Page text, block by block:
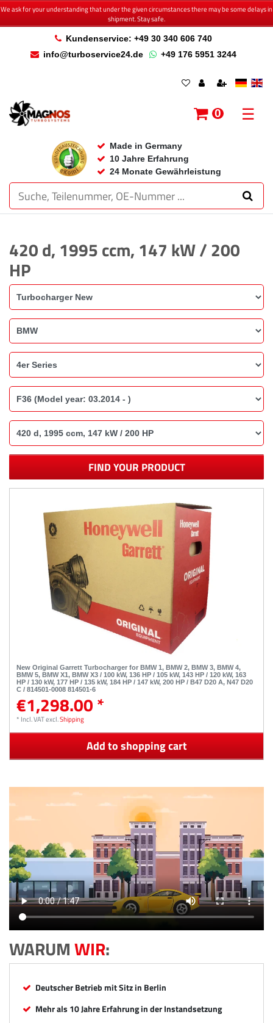
We ask for your understanding that under the given circumstances there may be some delays in
shipment. Stay safe.
Kundenservice: +49 30 340 606 740
info@turboservice24.de
+49 176 5951 3244
Made in Germany
10 Jahre Erfahrung
24 Monate Gewährleistung
0 ☰
420 d, 1995 ccm, 147 kW / 200
HP
FIND YOUR PRODUCT
New Original Garrett Turbocharger for BMW 1, BMW 2, BMW 3, BMW 4,
BMW 5, BMW X1, BMW X3 / 100 kW, 136 HP / 105 kW, 143 HP / 120 kW, 163
HP / 130 kW, 177 HP / 135 kW, 184 HP / 147 kW, 200 HP / B47 D20 A, N47 D20
C / 814501-0008 814501-6
€1,298.00 *
* Incl. VATexcl.Shipping
Add to shopping cart
WARUMWIR:
Deutscher Betrieb mit Sitz in Berlin
Mehr als 10 Jahre Erfahrung in der Instandsetzung